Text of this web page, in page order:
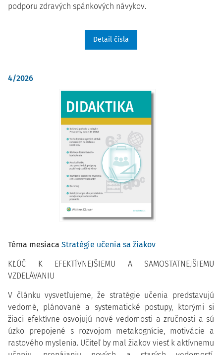
podporu zdravých spánkových návykov.
Detail čísla
4/2026
Téma mesiaca Stratégie učenia sa žiakov
KĽÚČ K EFEKTÍVNEJŠIEMU A SAMOSTATNEJŠIEMU
VZDELÁVANIU
V článku vysvetľujeme, že stratégie učenia predstavujú
vedomé, plánované a systematické postupy, ktorými si
žiaci efektívne osvojujú nové vedomosti a zručnosti a sú
úzko prepojené s rozvojom metakognície, motivácie a
rastového myslenia. Učiteľ by mal žiakov viesť k aktívnemu